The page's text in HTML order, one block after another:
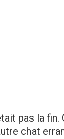
pas la
chat